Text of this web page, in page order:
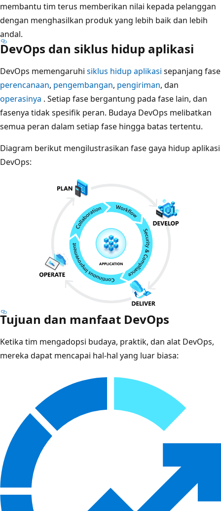
membantu tim terus memberikan nilai kepada pelanggan
dengan menghasilkan produk yang lebih baik dan lebih
andal.
DevOps dan siklus hidup aplikasi
DevOps memengaruhi siklus hidup aplikasi sepanjang fase
perencanaan, pengembangan, pengiriman, dan
operasinya . Setiap fase bergantung pada fase lain, dan
fasenya tidak spesifik peran. Budaya DevOps melibatkan
semua peran dalam setiap fase hingga batas tertentu.
Diagram berikut mengilustrasikan fase gaya hidup aplikasi
DevOps:
Tujuan dan manfaat DevOps
Ketika tim mengadopsi budaya, praktik, dan alat DevOps,
mereka dapat mencapai hal-hal yang luar biasa: